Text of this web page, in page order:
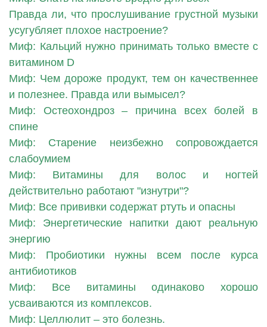
Правда ли, что прослушивание грустной музыки
усугубляет плохое настроение?
Миф: Кальций нужно принимать только вместе с
витамином D
Миф: Чем дороже продукт, тем он качественнее
и полезнее. Правда или вымысел?
Миф: Остеохондроз – причина всех болей в
спине
Миф: Старение неизбежно сопровождается
слабоумием
Миф: Витамины для волос и ногтей
действительно работают "изнутри"?
Миф: Все прививки содержат ртуть и опасны
Миф: Энергетические напитки дают реальную
энергию
Миф: Пробиотики нужны всем после курса
антибиотиков
Миф: Все витамины одинаково хорошо
усваиваются из комплексов.
Миф: Целлюлит – это болезнь.